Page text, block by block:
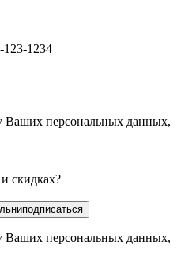
123-1234
Ваших персональных данных,
скидках?
подписаться
Ваших персональных данных,